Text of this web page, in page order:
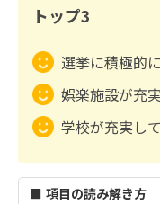
トップ3
選挙に積極的
娯楽施設が充
学校が充実し
■ 項目の読み解き方